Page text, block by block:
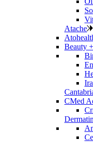
Atache
Beauty
CMed